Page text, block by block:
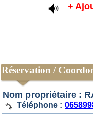
+
Réservation /
Nom propriétaire :
Téléphone :